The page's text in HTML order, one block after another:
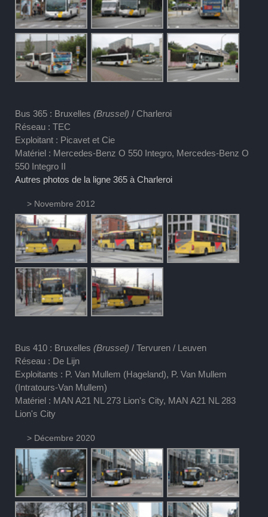
Bus 365 : Bruxelles (Brussel) / Charleroi
Réseau : TEC
Exploitant : Picavet et Cie
Matériel : Mercedes-Benz O 550 Integro, Mercedes-Benz O
550 Integro II
Autres photos de la ligne 365 à Charleroi
> Novembre 2012
Bus 410 : Bruxelles (Brussel) / Tervuren / Leuven
Réseau : De Lijn
Exploitants : P. Van Mullem (Hageland), P. Van Mullem
(Intratours-Van Mullem)
Matériel : MAN A21 NL 273 Lion's City, MAN A21 NL 283
Lion's City
> Décembre 2020